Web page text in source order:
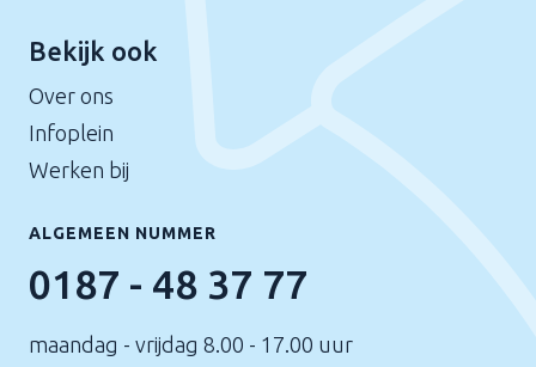
Bekijk ook
Over ons
Infoplein
Werken bij
ALGEMEEN NUMMER
0187 - 48 37 77
maandag - vrijdag 8.00 - 17.00 uur